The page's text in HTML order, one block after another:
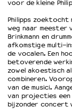
voor de kleine
Philipps zoektocht
weg naar meester
Brinkmann en
afkomstige multi-
de vocalen. Een
betoverende
zowel akoestisch
combineren.
van de musici.
van projecties
bijzonder concert